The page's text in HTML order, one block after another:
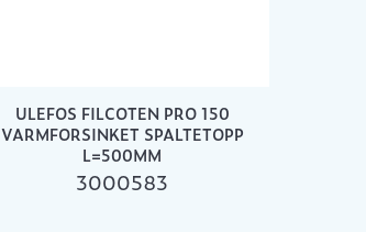
ULEFOS FILCOTEN PRO 150
VARMFORSINKET SPALTETOPP
L=500MM
3000583